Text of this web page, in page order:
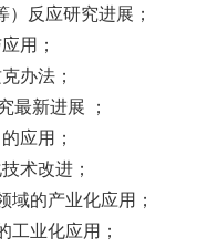
反应研究进展；
用；
办法；
最新进展 ；
应用；
术改进；
域的产业化应用；
工业化应用；